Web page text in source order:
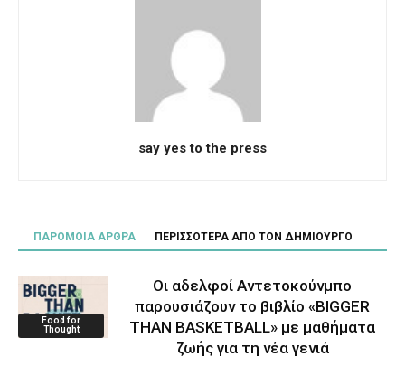
say yes to the press
ΠΑΡΟΜΟΙΑ ΑΡΘΡΑ ΠΕΡΙΣΣΟΤΕΡΑ ΑΠΟ ΤΟΝ ΔΗΜΙΟΥΡΓΟ
Food for
Thought
Οι αδελφοί Αντετοκούνμπο
παρουσιάζουν το βιβλίο «BIGGER
THAN BASKETBALL» με μαθήματα
ζωής για τη νέα γενιά